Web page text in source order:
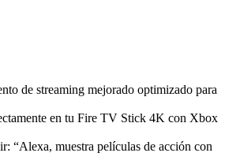
de streaming mejorado optimizado para
en tu Fire TV Stick 4K con Xbox
“Alexa, muestra películas de acción con